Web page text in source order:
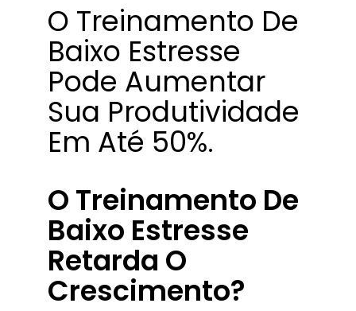
O Treinamento De
Baixo Estresse
Pode Aumentar
Sua Produtividade
Em Até 50%.
O Treinamento De
Baixo Estresse
Retarda O
Crescimento?